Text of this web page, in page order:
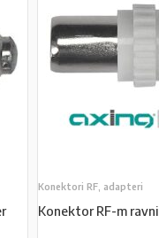
Konektori RF, adapteri
Konektor RF-m